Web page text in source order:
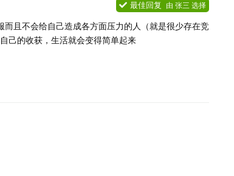
最佳回复 由 张三 选择
且不会给自己造成各方面压力的人（就是很少存在竞
己的收获，生活就会变得简单起来